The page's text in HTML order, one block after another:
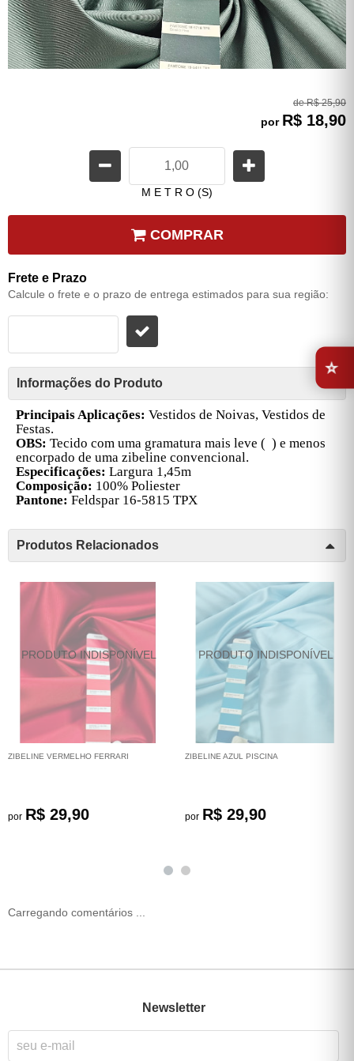
de R$ 25,90
por R$ 18,90
M E T R O (S)
COMPRAR
Frete e Prazo
Calcule o frete e o prazo de entrega estimados para sua região:
Informações do Produto
Principais Aplicações: Vestidos de Noivas, Vestidos de
Festas.
OBS: Tecido com uma gramatura mais leve ( ) e menos
encorpado de uma zibeline convencional.
Especificações: Largura 1,45m
Composição: 100% Poliester
Pantone: Feldspar 16-5815 TPX
Produtos Relacionados
ZIBELINE VERMELHO FERRARI
por R$ 29,90
ZIBELINE AZUL PISCINA
por R$ 29,90
Carregando comentários ...
Newsletter
⭐